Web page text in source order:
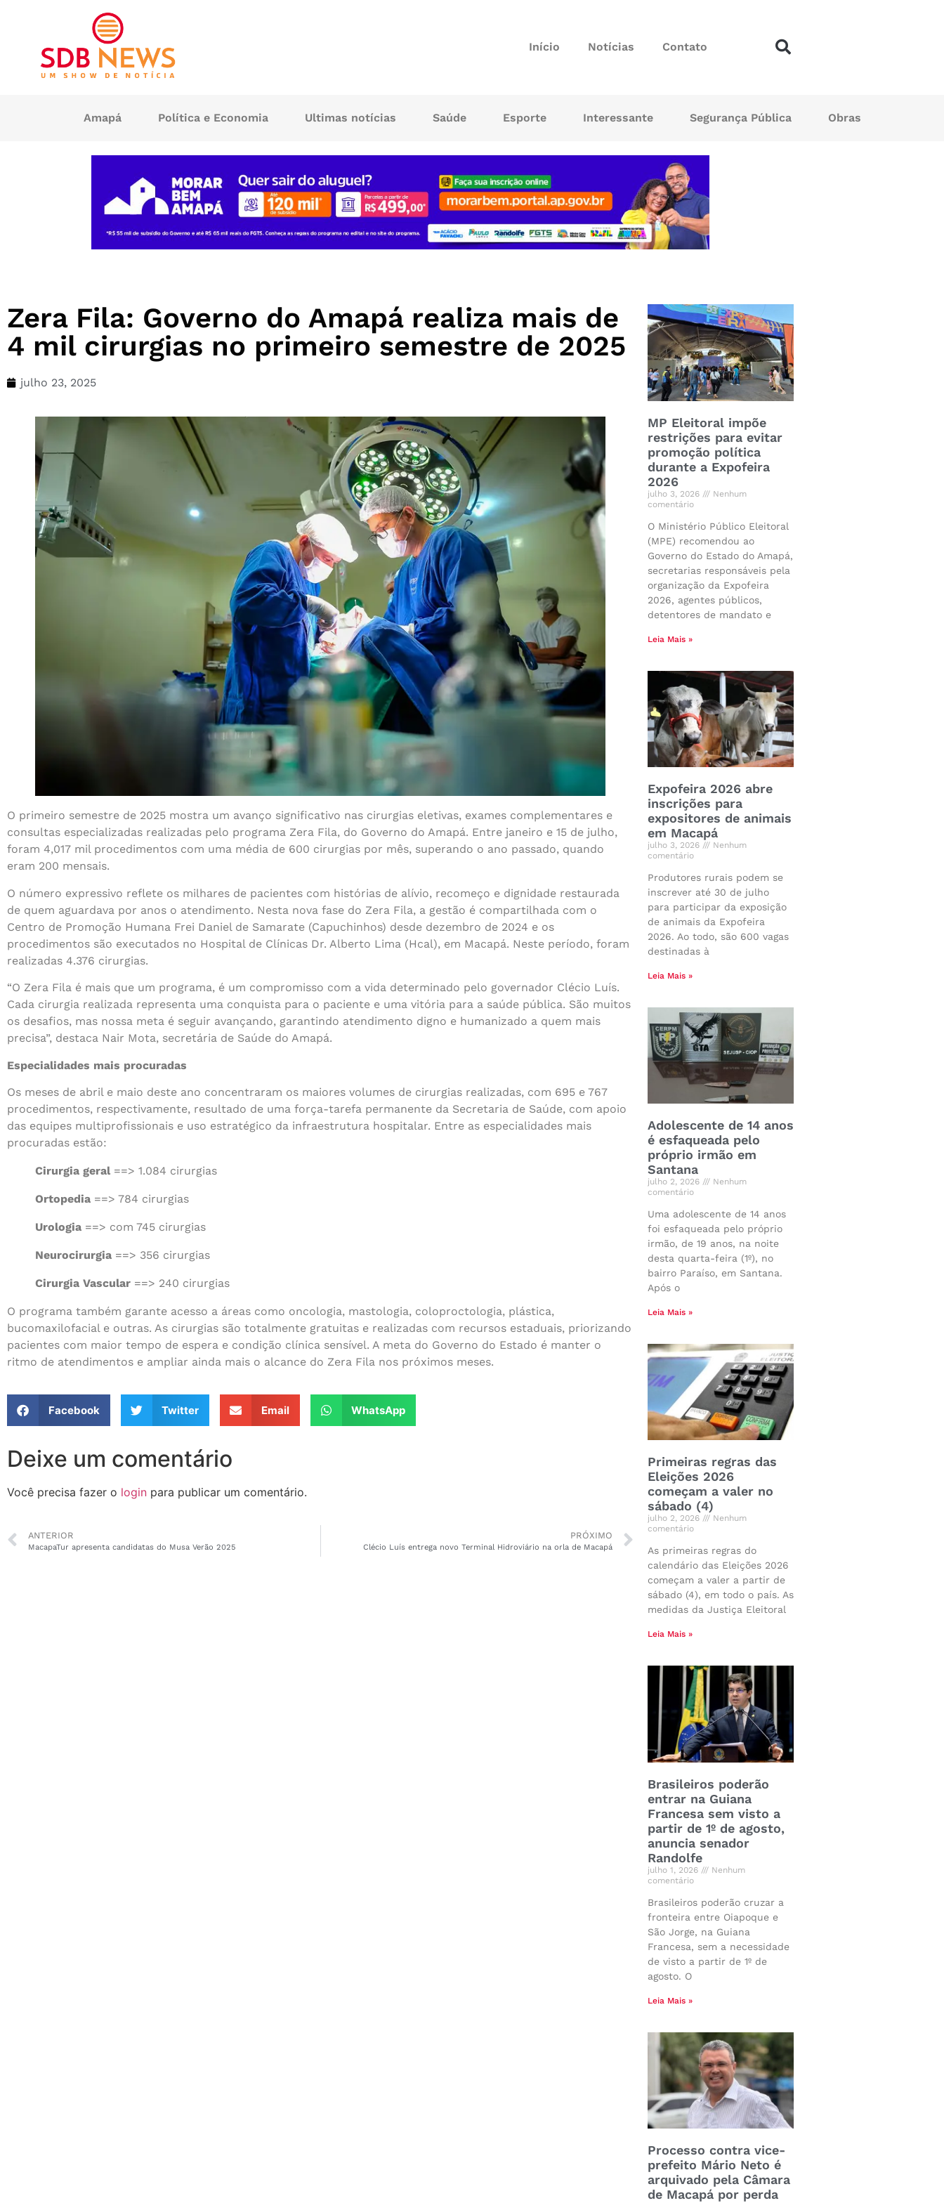
Início Notícias Contato
Amapá Política e Economia Ultimas notícias Saúde Esporte Interessante Segurança Pública Obras
Zera Fila: Governo do Amapá realiza mais de
4 mil cirurgias no primeiro semestre de 2025
julho 23, 2025
O primeiro semestre de 2025 mostra um avanço significativo nas cirurgias eletivas, exames complementares e
consultas especializadas realizadas pelo programa Zera Fila, do Governo do Amapá. Entre janeiro e 15 de julho,
foram 4,017 mil procedimentos com uma média de 600 cirurgias por mês, superando o ano passado, quando
eram 200 mensais.
O número expressivo reflete os milhares de pacientes com histórias de alívio, recomeço e dignidade restaurada
de quem aguardava por anos o atendimento. Nesta nova fase do Zera Fila, a gestão é compartilhada com o
Centro de Promoção Humana Frei Daniel de Samarate (Capuchinhos) desde dezembro de 2024 e os
procedimentos são executados no Hospital de Clínicas Dr. Alberto Lima (Hcal), em Macapá. Neste período, foram
realizadas 4.376 cirurgias.
“O Zera Fila é mais que um programa, é um compromisso com a vida determinado pelo governador Clécio Luís.
Cada cirurgia realizada representa uma conquista para o paciente e uma vitória para a saúde pública. São muitos
os desafios, mas nossa meta é seguir avançando, garantindo atendimento digno e humanizado a quem mais
precisa”, destaca Nair Mota, secretária de Saúde do Amapá.
Especialidades mais procuradas
Os meses de abril e maio deste ano concentraram os maiores volumes de cirurgias realizadas, com 695 e 767
procedimentos, respectivamente, resultado de uma força-tarefa permanente da Secretaria de Saúde, com apoio
das equipes multiprofissionais e uso estratégico da infraestrutura hospitalar. Entre as especialidades mais
procuradas estão:
Cirurgia geral ==> 1.084 cirurgias
Ortopedia ==> 784 cirurgias
Urologia ==> com 745 cirurgias
Neurocirurgia ==> 356 cirurgias
Cirurgia Vascular ==> 240 cirurgias
O programa também garante acesso a áreas como oncologia, mastologia, coloproctologia, plástica,
bucomaxilofacial e outras. As cirurgias são totalmente gratuitas e realizadas com recursos estaduais, priorizando
pacientes com maior tempo de espera e condição clínica sensível. A meta do Governo do Estado é manter o
ritmo de atendimentos e ampliar ainda mais o alcance do Zera Fila nos próximos meses.
Facebook Twitter Email WhatsApp
Deixe um comentário
Você precisa fazer o login para publicar um comentário.
ANTERIOR
MacapaTur apresenta candidatas do Musa Verão 2025
PRÓXIMO
Clécio Luís entrega novo Terminal Hidroviário na orla de Macapá
MP Eleitoral impõe
restrições para evitar
promoção política
durante a Expofeira
2026
julho 3, 2026
Nenhum
comentário
O Ministério Público Eleitoral
(MPE) recomendou ao
Governo do Estado do Amapá,
secretarias responsáveis pela
organização da Expofeira
2026, agentes públicos,
detentores de mandato e
Leia Mais »
Expofeira 2026 abre
inscrições para
expositores de animais
em Macapá
julho 3, 2026
Nenhum
comentário
Produtores rurais podem se
inscrever até 30 de julho
para participar da exposição
de animais da Expofeira
2026. Ao todo, são 600 vagas
destinadas à
Leia Mais »
Adolescente de 14 anos
é esfaqueada pelo
próprio irmão em
Santana
julho 2, 2026
Nenhum
comentário
Uma adolescente de 14 anos
foi esfaqueada pelo próprio
irmão, de 19 anos, na noite
desta quarta-feira (1º), no
bairro Paraíso, em Santana.
Após o
Leia Mais »
Primeiras regras das
Eleições 2026
começam a valer no
sábado (4)
julho 2, 2026
Nenhum
comentário
As primeiras regras do
calendário das Eleições 2026
começam a valer a partir de
sábado (4), em todo o país. As
medidas da Justiça Eleitoral
Leia Mais »
Brasileiros poderão
entrar na Guiana
Francesa sem visto a
partir de 1º de agosto,
anuncia senador
Randolfe
julho 1, 2026
Nenhum
comentário
Brasileiros poderão cruzar a
fronteira entre Oiapoque e
São Jorge, na Guiana
Francesa, sem a necessidade
de visto a partir de 1º de
agosto. O
Leia Mais »
Processo contra vice-
prefeito Mário Neto é
arquivado pela Câmara
de Macapá por perda